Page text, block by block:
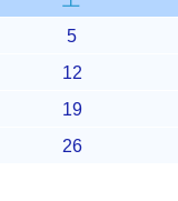
5
12
19
26